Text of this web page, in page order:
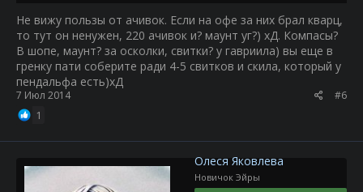
Не вижу пользы от ачивок. Если на офе за них брал кварц,
то тут он ненужен, 220 ачивок и? маунт уг?) хД. Компасы?
В шопе, маунт? за осколки, свитки? у гавриила) вы еще в
гренку пати соберите ради 4-5 свитков и скила, который у
пендальфа есть)хД
7 Июл 2014 #6
1
Олеся Яковлева
Новичок Эйры